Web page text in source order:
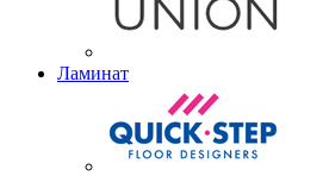
Ламинат